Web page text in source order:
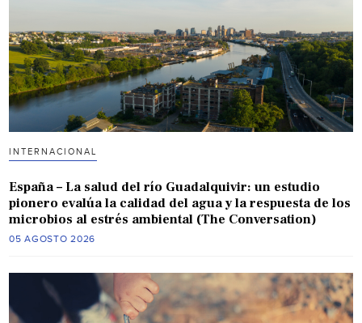
INTERNACIONAL
España – La salud del río Guadalquivir: un estudio
pionero evalúa la calidad del agua y la respuesta de los
microbios al estrés ambiental (The Conversation)
05 AGOSTO 2026